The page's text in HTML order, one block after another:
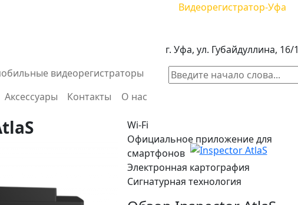
Видеорегистратор-Уфа
г. Уфа, ул. Губайдуллина, 16/1
видеорегистраторы
Аксессуары Контакты О нас
Wi-Fi
Официальное приложение для
смартфонов
Электронная картография
Сигнатурная технология